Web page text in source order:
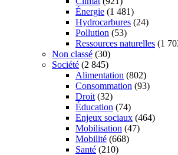
Énergie (1 481)
Hydrocarbures (24)
Pollution (53)
Ressources naturelles (1
Non classé (30)
Société (2 845)
Alimentation (802)
Consommation (93)
Droit (32)
Éducation (74)
Enjeux sociaux (464)
Mobilisation (47)
Mobilité (668)
Santé (210)